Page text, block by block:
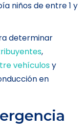
niños de entre 1 y
determinar
,
vehículosy
en